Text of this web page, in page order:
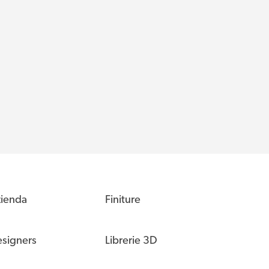
Finiture
Librerie 3D